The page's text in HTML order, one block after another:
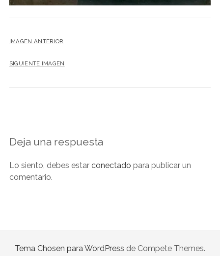
IMAGEN ANTERIOR
SIGUIENTE IMAGEN
Deja una respuesta
Lo siento, debes estar conectado para publicar un
comentario.
Tema Chosen para WordPress de Compete Themes.